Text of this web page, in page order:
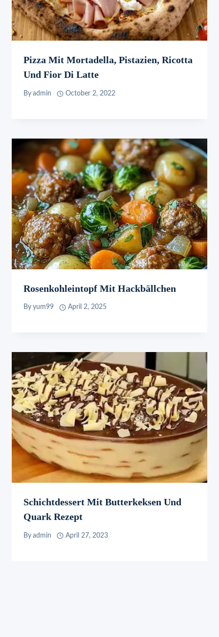
Pizza Mit Mortadella, Pistazien, Ricotta
Und Fior Di Latte
By admin October 2, 2022
Rosenkohleintopf Mit Hackbällchen
By yum99 April 2, 2025
Schichtdessert Mit Butterkeksen Und
Quark Rezept
By admin April 27, 2023